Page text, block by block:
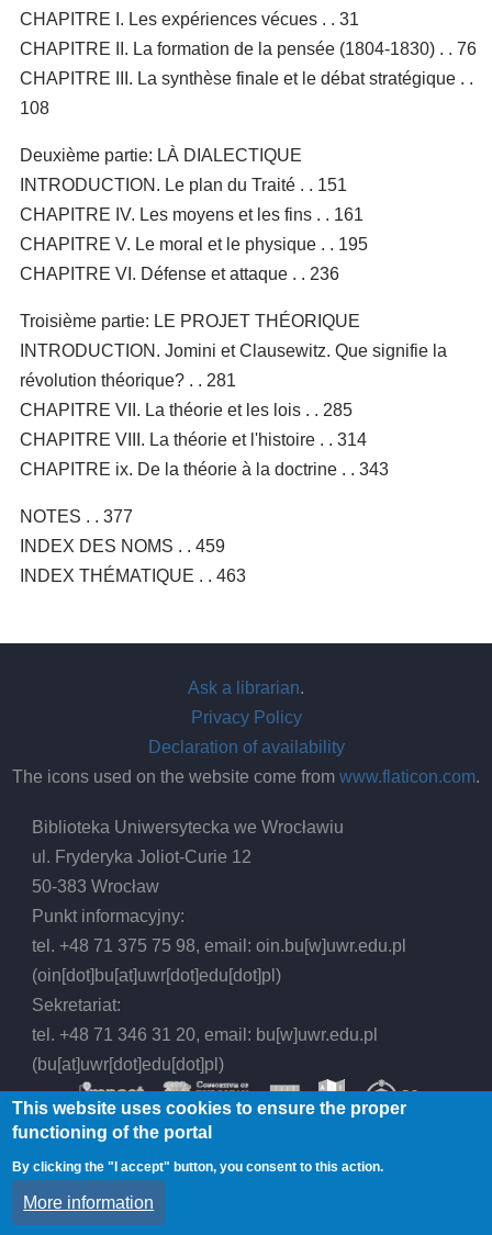
CHAPITRE I. Les expériences vécues . . 31
CHAPITRE II. La formation de la pensée (1804-1830) . . 76
CHAPITRE III. La synthèse finale et le débat stratégique . .
108
Deuxième partie: LÀ DIALECTIQUE
INTRODUCTION. Le plan du Traité . . 151
CHAPITRE IV. Les moyens et les fins . . 161
CHAPITRE V. Le moral et le physique . . 195
CHAPITRE VI. Défense et attaque . . 236
Troisième partie: LE PROJET THÉORIQUE
INTRODUCTION. Jomini et Clausewitz. Que signifie la
révolution théorique? . . 281
CHAPITRE VII. La théorie et les lois . . 285
CHAPITRE VIII. La théorie et l'histoire . . 314
CHAPITRE ix. De la théorie à la doctrine . . 343
NOTES . . 377
INDEX DES NOMS . . 459
INDEX THÉMATIQUE . . 463
Ask a librarian.
Privacy Policy
Declaration of availability
The icons used on the website come from www.flaticon.com.
Biblioteka Uniwersytecka we Wrocławiu
ul. Fryderyka Joliot-Curie 12
50-383 Wrocław
Punkt informacyjny:
tel. +48 71 375 75 98, email:oin.bu[w]uwr.edu.pl
(oin[dot]bu[at]uwr[dot]edu[dot]pl)
Sekretariat:
tel. +48 71 346 31 20, email: bu[w]uwr.edu.pl
(bu[at]uwr[dot]edu[dot]pl)
© 2026 Wrocław University Library, All rights
reserved.
This website uses cookies to ensure the proper
functioning of the portal
By clicking the "I accept" button, you consent to this action.
More information